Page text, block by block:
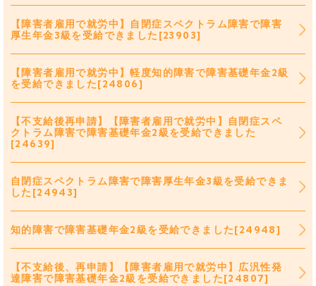
【障害者雇用で就労中】自閉症スペクトラム障害で障害
厚生年金3級を受給できました[23903]
【障害者雇用で就労中】軽度知的障害で障害基礎年金2級
を受給できました[24806]
【不支給後再申請】【障害者雇用で就労中】自閉症スペ
クトラム障害で障害基礎年金2級を受給できました
[24639]
自閉症スペクトラム障害で障害厚生年金3級を受給できま
した[24943]
知的障害で障害基礎年金2級を受給できました[24948]
【不支給後、再申請】【障害者雇用で就労中】広汎性発
達障害で障害基礎年金2級を受給できました[24807]